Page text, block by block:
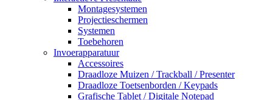
Montagesystemen
Projectieschermen
Systemen
Toebehoren
Invoerapparatuur
Accessoires
Draadloze Muizen / Trackball / Presenter
Draadloze Toetsenborden / Keypads
Grafische Tablet / Digitale Notepad